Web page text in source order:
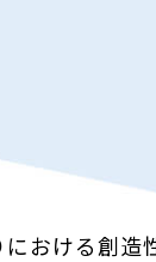
おける創造